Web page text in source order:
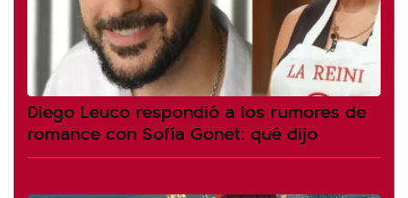
Diego Leuco respondió a los rumores de
romance con Sofía Gonet: qué dijo